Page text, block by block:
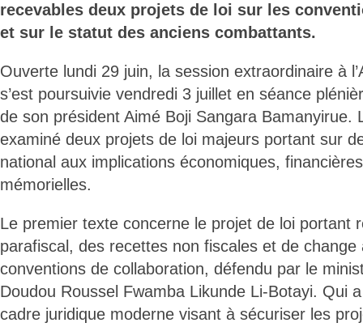
recevables deux projets de loi sur les
et sur le statut des anciens combattants.
Ouverte lundi 29 juin, la session extraordinaire à
s’est poursuivie vendredi 3 juillet en séance
de son président Aimé Boji Sangara Bamanyirue.
examiné deux projets de loi majeurs portant sur
national aux implications économiques,
mémorielles.
Le premier texte concerne le projet de loi portant
parafiscal, des recettes non fiscales et de change
conventions de collaboration, défendu par le
Doudou Roussel Fwamba Likunde Li-Botayi. Qui a
cadre juridique moderne visant à sécuriser les